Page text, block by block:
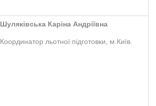
Шуляківська Каріна Андріївна
Координатор льотної підготовки, м.Київ.